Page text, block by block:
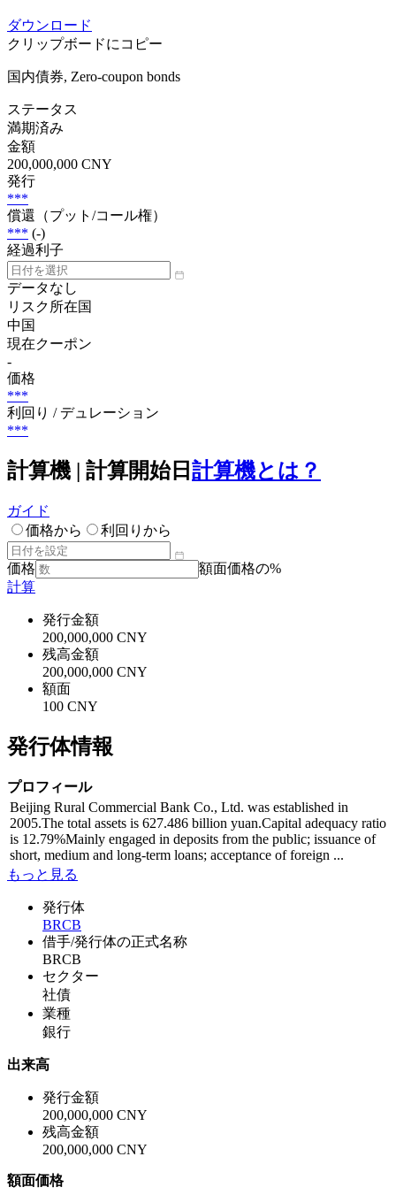
ダウンロード
クリップボードにコピー
国内債券, Zero-coupon bonds
ステータス
満期済み
金額
200,000,000 CNY
発行
***
償還（プット/コール権）
*** (-)
経過利子
データなし
リスク所在国
中国
現在クーポン
-
価格
***
利回り / デュレーション
***
計算機 | 計算開始日 計算機とは？
ガイド
価格から
利回りから
価格
額面価格の%
計算
発行金額
200,000,000 CNY
残高金額
200,000,000 CNY
額面
100 CNY
発行体情報
プロフィール
Beijing Rural Commercial Bank Co., Ltd. was established in
2005.The total assets is 627.486 billion yuan.Capital adequacy ratio
is 12.79%Mainly engaged in deposits from the public; issuance of
short, medium and long-term loans; acceptance of foreign ...
もっと見る
発行体
BRCB
借手/発行体の正式名称
BRCB
セクター
社債
業種
銀行
出来高
発行金額
200,000,000 CNY
残高金額
200,000,000 CNY
額面価格